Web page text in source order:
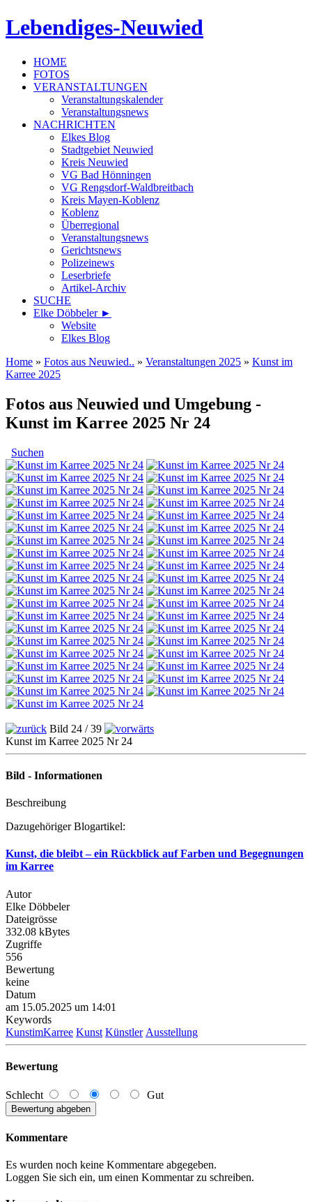
Lebendiges-Neuwied
HOME
FOTOS
VERANSTALTUNGEN
Veranstaltungskalender
Veranstaltungsnews
NACHRICHTEN
Elkes Blog
Stadtgebiet Neuwied
Kreis Neuwied
VG Bad Hönningen
VG Rengsdorf-Waldbreitbach
Kreis Mayen-Koblenz
Koblenz
Überregional
Veranstaltungsnews
Gerichtsnews
Polizeinews
Leserbriefe
Artikel-Archiv
SUCHE
Elke Döbbeler ►
Website
Elkes Blog
Home » Fotos aus Neuwied.. » Veranstaltungen 2025 » Kunst im
Karree 2025
Fotos aus Neuwied und Umgebung -
Kunst im Karree 2025 Nr 24
Suchen
Bild 24 / 39
Kunst im Karree 2025 Nr 24
Bild - Informationen
Beschreibung
Dazugehöriger Blogartikel:
Kunst, die bleibt – ein Rückblick auf Farben und Begegnungen
im Karree
Autor
Elke Döbbeler
Dateigrösse
332.08 kBytes
Zugriffe
556
Bewertung
keine
Datum
am 15.05.2025 um 14:01
Keywords
KunstimKarree Kunst Künstler Ausstellung
Bewertung
Schlecht Gut
Kommentare
Es wurden noch keine Kommentare abgegeben.
Loggen Sie sich ein, um einen Kommentar zu schreiben.